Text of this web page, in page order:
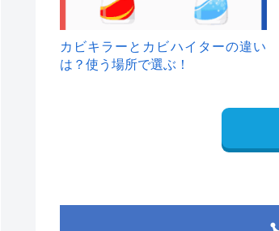
カビキラーとカビハイターの違い
は？使う場所で選ぶ！